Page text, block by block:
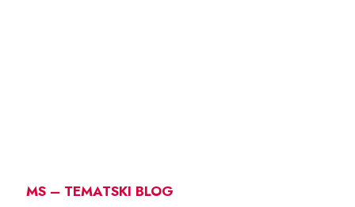
MS – TEMATSKI BLOG